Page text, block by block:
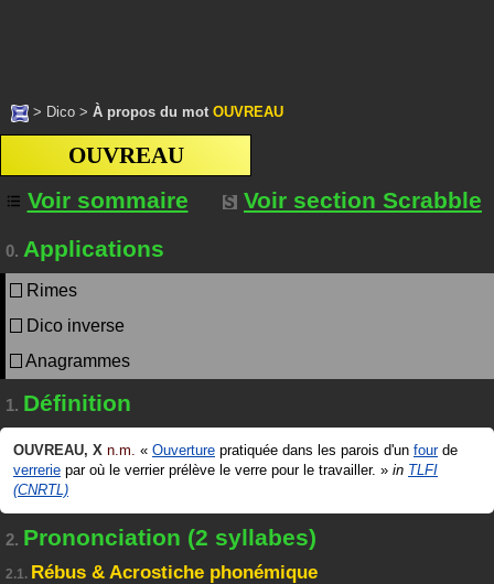
> Dico > À propos du mot OUVREAU
OUVREAU
Voir sommaire
Voir section Scrabble
0. Applications
Rimes
Dico inverse
Anagrammes
1. Définition
OUVREAU, X n.m. « Ouverture pratiquée dans les parois d'un fourde
verrerie par où le verrier prélève le verre pour le travailler. » in TLFI
(CNRTL)
2. Prononciation (2 syllabes)
2.1. Rébus & Acrostiche phonémique